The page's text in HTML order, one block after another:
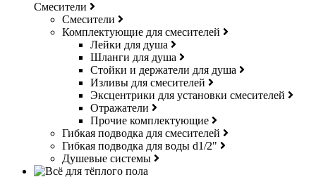
Смесители
Смесители
Комплектующие для смесителей
Лейки для душа
Шланги для душа
Стойки и держатели для душа
Изливы для смесителей
Эксцентрики для установки смесителей
Отражатели
Прочие комплектующие
Гибкая подводка для смесителей
Гибкая подводка для воды d1/2"
Душевые системы